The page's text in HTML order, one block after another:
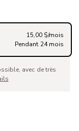
15,00 $/mois
Pendant 24 mois
avec de très